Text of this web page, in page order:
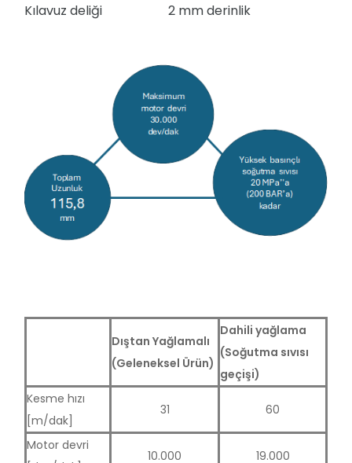
Kılavuz deliği 2 mm derinlik
Dıştan Yağlamalı
(Geleneksel Ürün)
Dahili yağlama
(Soğutma sıvısı
geçişi)
Kesme hızı
[m/dak]
31 60
Motor devri
10.000 19.000